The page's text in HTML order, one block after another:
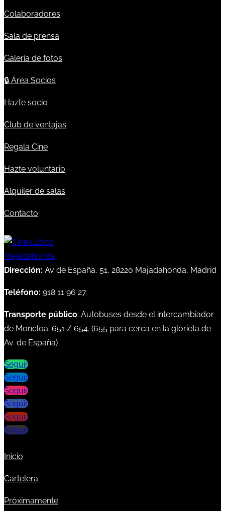
Colaboradores
Sala de prensa
Galería de fotos
🔒 Área Socios
Hazte socio
Club de ventajas
Regala Cine
Hazte voluntario
Alquiler de salas
Contacto
Dirección: Av de España, 51, 28220 Majadahonda, Madrid
Teléfono: 918 11 96 27
Transporte público: Autobuses desde el intercambiador
de Moncloa: 651 / 654. (655 para cerca en la glorieta de
Av. de España)
Seguir
Seguir
Seguir
Seguir
Seguir
Seguir
Inicio
Cartelera
Próximamente